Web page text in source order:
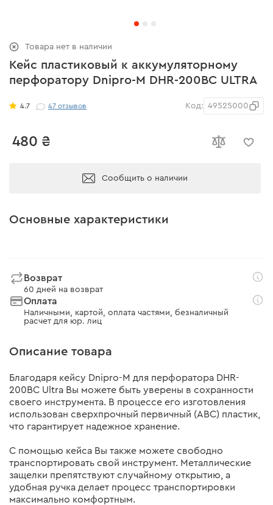
Кейс пластиковый к аккумуляторному
перфоратору Dnipro-M DHR-200BC ULTRA
4.7 47отзывов Код: 49525000
480 ₴
Сообщить о наличии
Товара нет в наличии
Основные характеристики
Возврат
60 дней на возврат
Оплата
Наличными, картой, оплата частями, безналичный
расчет для юр. лиц
Описание товара
Благодаря кейсу Dnipro-M для перфоратора DHR-
200BC Ultra Вы можете быть уверены в сохранности
своего инструмента. В процессе его изготовления
использован сверхпрочный первичный (АВС) пластик,
что гарантирует надежное хранение.
С помощью кейса Вы также можете свободно
транспортировать свой инструмент. Металлические
защелки препятствуют случайному открытию, а
удобная ручка делает процесс транспортировки
максимально комфортным.